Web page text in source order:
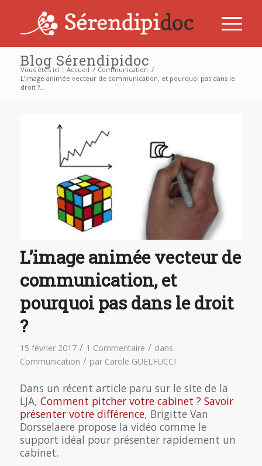
Blog Sérendipidoc
Vous êtes ici : Accueil / Communication /
L’image animée vecteur de communication, et pourquoi pas dans le
droit ?...
L’image animée vecteur de
communication, et
pourquoi pas dans le droit
?
15 février 2017 / 1 Commentaire / dans
Communication / par Carole GUELFUCCI
Dans un récent article paru sur le site de la
LJA, Comment pitcher votre cabinet ? Savoir
présenter votre différence, Brigitte Van
Dorsselaere propose la vidéo comme le
support idéal pour présenter rapidement un
cabinet.